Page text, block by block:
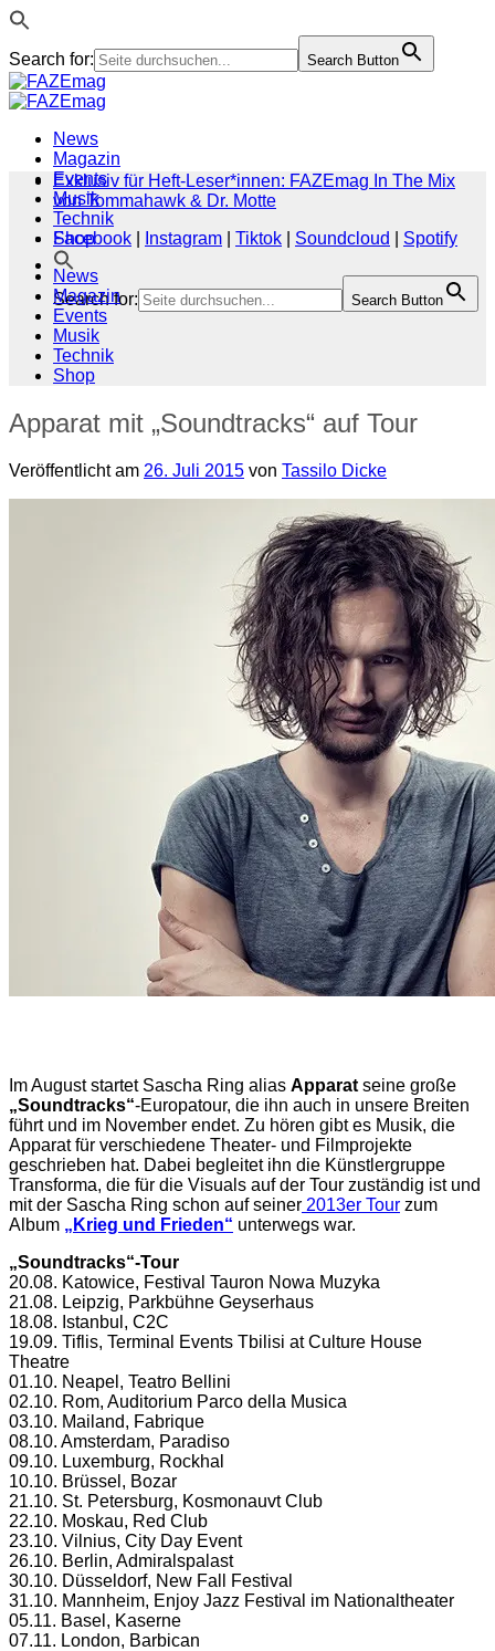
Search for: Search Button
Zum
Inhalt
News
Magazin
Events
Musik
Technik
Shop
Search for: Search Button
Exklusiv für Heft-Leser*innen: FAZEmag In The Mix
von Tommahawk & Dr. Motte
Facebook
Instagram Tiktok Soundcloud
Spotify
News
Magazin
Events
Musik
Technik
Shop
Apparat mit „Soundtracks“ auf Tour
Veröffentlicht am 26. Juli 2015 von Tassilo Dicke
Im August startet Sascha Ring alias Apparat seine große
„Soundtracks“-Europatour, die ihn auch in unsere Breiten
führt und im November endet. Zu hören gibt es Musik, die
Apparat für verschiedene Theater- und Filmprojekte
geschrieben hat. Dabei begleitet ihn die Künstlergruppe
Transforma, die für die Visuals auf der Tour zuständig ist und
mit der Sascha Ring schon auf seiner 2013er Tour zum
Album „Krieg und Frieden“ unterwegs war.
„Soundtracks“-Tour
20.08. Katowice, Festival Tauron Nowa Muzyka
21.08. Leipzig, Parkbühne Geyserhaus
18.08. Istanbul, C2C
19.09. Tiflis, Terminal Events Tbilisi at Culture House
Theatre
01.10. Neapel, Teatro Bellini
02.10. Rom, Auditorium Parco della Musica
03.10. Mailand, Fabrique
08.10. Amsterdam, Paradiso
09.10. Luxemburg, Rockhal
10.10. Brüssel, Bozar
21.10. St. Petersburg, Kosmonauvt Club
22.10. Moskau, Red Club
23.10. Vilnius, City Day Event
26.10. Berlin, Admiralspalast
30.10. Düsseldorf, New Fall Festival
31.10. Mannheim, Enjoy Jazz Festival im Nationaltheater
05.11. Basel, Kaserne
07.11. London, Barbican